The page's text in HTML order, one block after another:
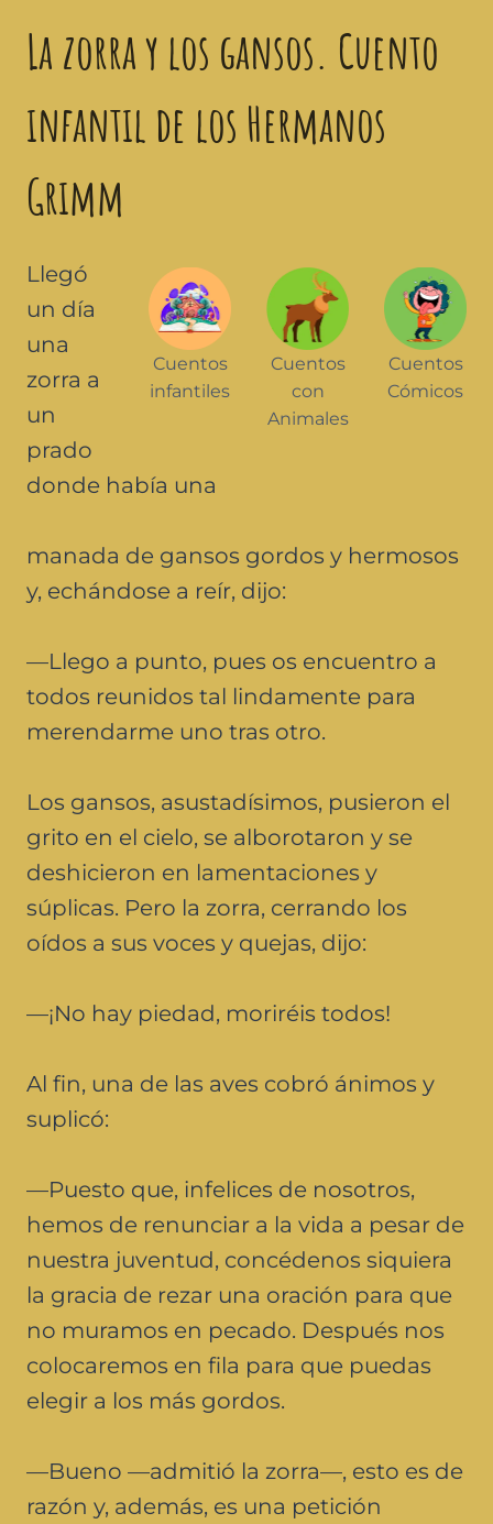
La zorra y los gansos. Cuento
infantil de los Hermanos
Grimm
Cuentos
Cómicos
Cuentos
con
Animales
Cuentos
infantiles
Llegó
un día
una
zorra a
un
prado
donde había una
manada de gansos gordos y hermosos
y, echándose a reír, dijo:
—Llego a punto, pues os encuentro a
todos reunidos tal lindamente para
merendarme uno tras otro.
Los gansos, asustadísimos, pusieron el
grito en el cielo, se alborotaron y se
deshicieron en lamentaciones y
súplicas. Pero la zorra, cerrando los
oídos a sus voces y quejas, dijo:
—¡No hay piedad, moriréis todos!
Al fin, una de las aves cobró ánimos y
suplicó:
—Puesto que, infelices de nosotros,
hemos de renunciar a la vida a pesar de
nuestra juventud, concédenos siquiera
la gracia de rezar una oración para que
no muramos en pecado. Después nos
colocaremos en fila para que puedas
elegir a los más gordos.
—Bueno —admitió la zorra—, esto es de
razón y, además, es una petición